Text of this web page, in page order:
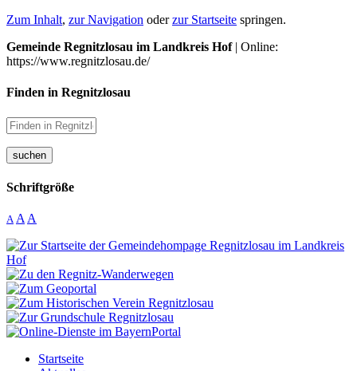
Zum Inhalt, zur Navigation oderzur Startseite springen.
Gemeinde Regnitzlosau im Landkreis Hof| Online:
https://www.regnitzlosau.de/
Finden in Regnitzlosau
suchen
Schriftgröße
A A A
Startseite